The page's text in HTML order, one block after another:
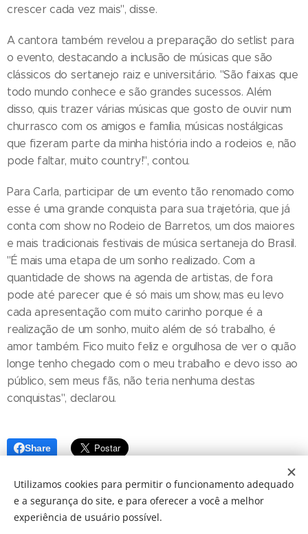
crescer cada vez mais", disse.
A cantora também revelou a preparação do setlist para
o evento, destacando a inclusão de músicas que são
clássicos do sertanejo raiz e universitário. "São faixas que
todo mundo conhece e são grandes sucessos. Além
disso, quis trazer várias músicas que gosto de ouvir num
churrasco com os amigos e família, músicas nostálgicas
que fizeram parte da minha história indo a rodeios e, não
pode faltar, muito country!", contou.
Para Carla, participar de um evento tão renomado como
esse é uma grande conquista para sua trajetória, que já
conta com show no Rodeio de Barretos, um dos maiores
e mais tradicionais festivais de música sertaneja do Brasil.
"É mais uma etapa de um sonho realizado. Com a
quantidade de shows na agenda de artistas, de fora
pode até parecer que é só mais um show, mas eu levo
cada apresentação com muito carinho porque é a
realização de um sonho, muito além de só trabalho, é
amor também. Fico muito feliz e orgulhosa de ver o quão
longe tenho chegado com o meu trabalho e devo isso ao
público, sem meus fãs, não teria nenhuma destas
conquistas", declarou.
Share
Utilizamos cookies para permitir o funcionamento adequado
e a segurança do site, e para oferecer a você a melhor
experiência de usuário possível.